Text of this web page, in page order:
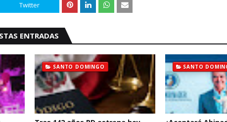
Twitter
ENTRADAS
SANTO DOMINGO SANTO